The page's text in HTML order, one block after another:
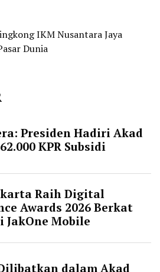
IKM Nusantara Jaya
Dunia